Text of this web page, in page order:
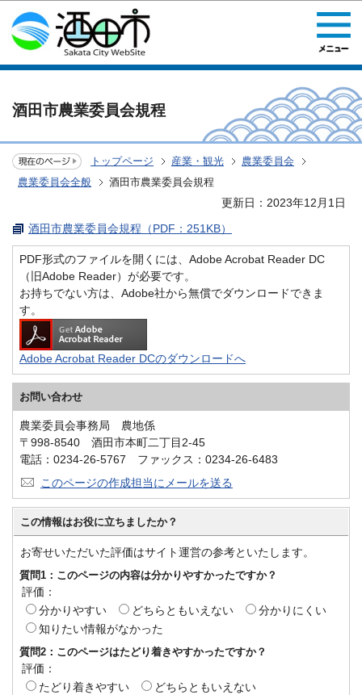
このページの本文へ移動
酒田市農業委員会規程
トップページ 産業・観光
農業委員会
農業委員会全般
酒田市農業委員会規程
更新日：2023年12月1日
酒田市農業委員会規程（PDF：251KB）
PDF形式のファイルを開くには、Adobe Acrobat Reader DC
（旧Adobe Reader）が必要です。
お持ちでない方は、Adobe社から無償でダウンロードできま
す。
Adobe Acrobat Reader DCのダウンロードへ
お問い合わせ
農業委員会事務局 農地係
〒998-8540 酒田市本町二丁目2-45
電話：0234-26-5767 ファックス：0234-26-6483
このページの作成担当にメールを送る
この情報はお役に立ちましたか？
お寄せいただいた評価はサイト運営の参考といたします。
質問1：このページの内容は分かりやすかったですか？
評価：
分かりやすい
どちらともいえない
分かりにくい
知りたい情報がなかった
質問2：このページはたどり着きやすかったですか？
評価：
たどり着きやすい
どちらともいえない